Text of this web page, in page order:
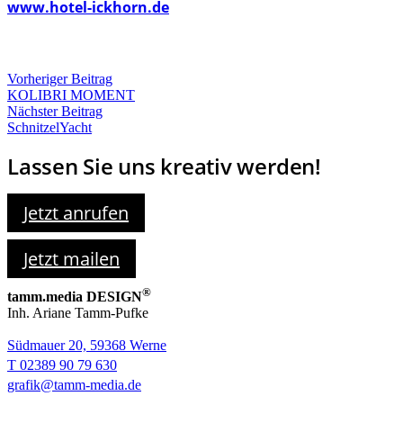
www.hotel-ickhorn.de
Vorheriger Beitrag
KOLIBRI MOMENT
Nächster Beitrag
SchnitzelYacht
Lassen Sie uns kreativ werden!
Jetzt anrufen
Jetzt mailen
tamm.media DESIGN®
Inh. Ariane Tamm-Pufke
Südmauer 20, 59368 Werne
T 02389 90 79 630
grafik@tamm-media.de